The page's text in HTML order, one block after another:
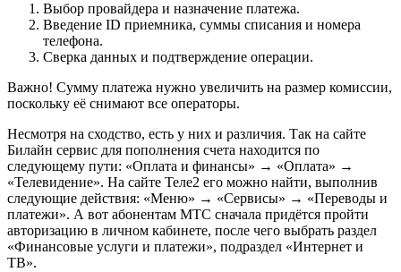
Выбор провайдера и назначение платежа.
Введение ID приемника, суммы списания и номера
телефона.
Сверка данных и подтверждение операции.
Важно! Сумму платежа нужно увеличить на размер комиссии,
поскольку её снимают все операторы.
Несмотря на сходство, есть у них и различия. Так на сайте
Билайн сервис для пополнения счета находится по
следующему пути: «Оплата и финансы» → «Оплата» →
«Телевидение». На сайте Теле2 его можно найти, выполнив
следующие действия: «Меню» → «Сервисы» → «Переводы и
платежи». А вот абонентам МТС сначала придётся пройти
авторизацию в личном кабинете, после чего выбрать раздел
«Финансовые услуги и платежи», подраздел «Интернет и
ТВ».